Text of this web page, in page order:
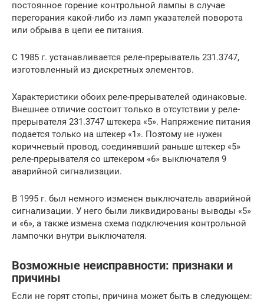
постоянное горение контрольной лампы в случае
перегорания какой-либо из ламп указателей поворота
или обрыва в цепи ее питания.
С 1985 г. устанавливается реле-прерыватель 231.3747,
изготовленный из дискретных элементов.
Характеристики обоих реле-прерывателей одинаковые.
Внешнее отличие состоит только в отсутствии у реле-
прерывателя 231.3747 штекера «5». Напряжение питания
подается только на штекер «1». Поэтому не нужен
коричневый провод, соединявший раньше штекер «5»
реле-прерывателя со штекером «6» выключателя 9
аварийной сигнализации.
В 1995 г. был немного изменен выключатель аварийной
сигнализации. У него были ликвидированы выводы «5»
и «6», а также измена схема подключения контрольной
лампочки внутри выключателя.
Возможные неисправности: признаки и
причины
Если не горят стопы, причина может быть в следующем: